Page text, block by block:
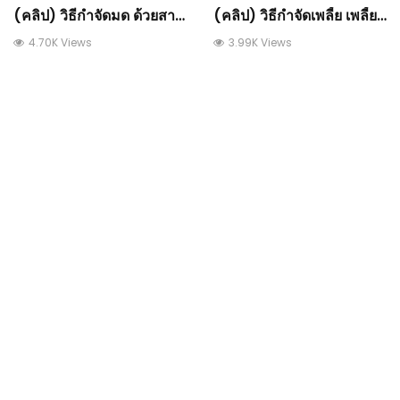
(คลิป) วิธีกำจัดมด ด้วยสารส้ม หายเรียบ ปลอดสารพิษ
4.70K Views
(คลิป) วิธีกำจัดเพลี้ย เพลี้ยอ่อน เพลี้ยไฟ แมลงศัตรูพืช สูตรบ้านๆ เห็นผล 100%
3.99K Views